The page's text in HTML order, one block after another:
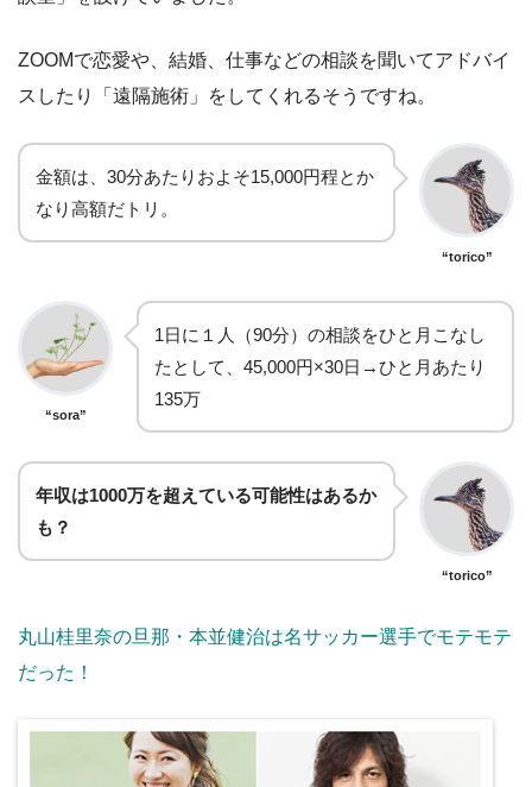
ZOOMで恋愛や、結婚、仕事などの相談を聞いてアドバイ
スしたり「遠隔施術」をしてくれるそうですね。
金額は、30分あたりおよそ15,000円程とか
なり高額だトリ。
“torico”
“sora”
1日に１人（90分）の相談をひと月こなし
たとして、45,000円×30日→ひと月あたり
135万
年収は1000万を超えている可能性はあるか
も？
“torico”
丸山桂里奈の旦那・本並健治は名サッカー選手でモテモテ
だった！